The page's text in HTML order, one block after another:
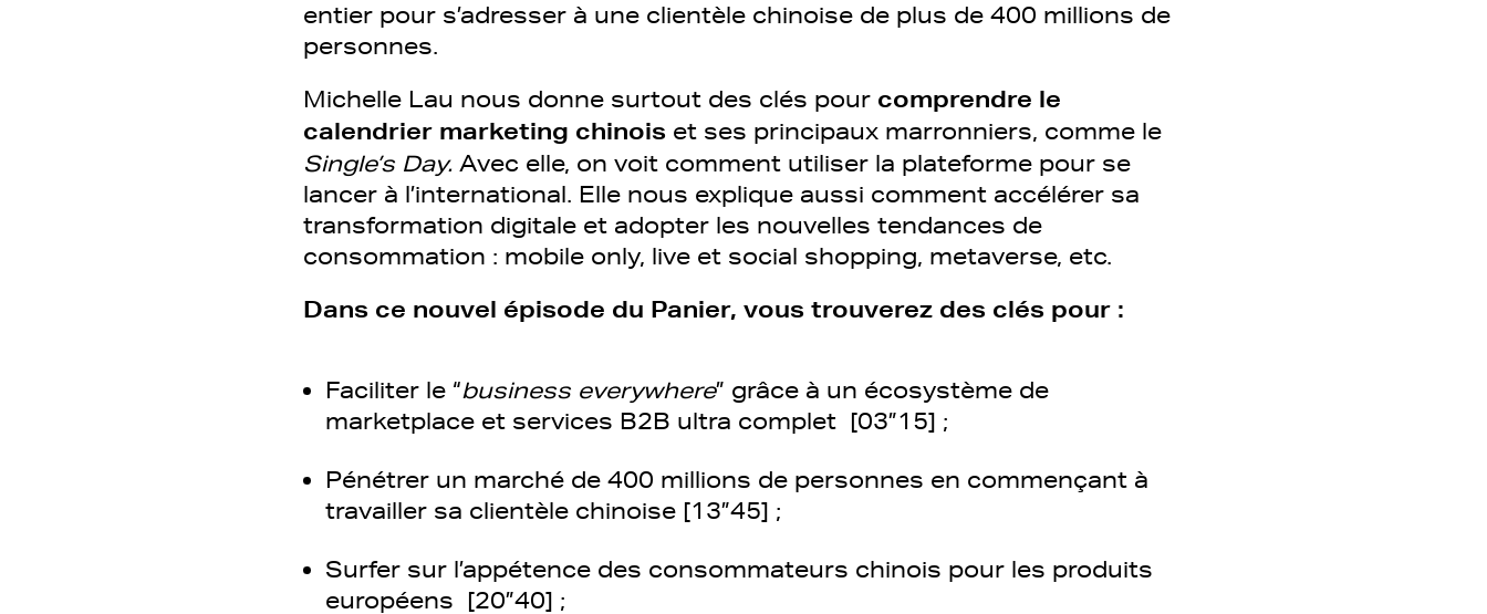
entier pour s’adresser à une clientèle chinoise de plus de 400 millions de
personnes.
Michelle Lau nous donne surtout des clés pour comprendre le
calendrier marketing chinois et ses principaux marronniers, comme le
Single’s Day. Avec elle, on voit comment utiliser la plateforme pour se
lancer à l’international. Elle nous explique aussi comment accélérer sa
transformation digitale et adopter les nouvelles tendances de
consommation : mobile only, live et social shopping, metaverse, etc.
Dans ce nouvel épisode du Panier, vous trouverez des clés pour :
Faciliter le “business everywhere” grâce à un écosystème de
marketplace et services B2B ultra complet [03”15] ;
Pénétrer un marché de 400 millions de personnes en commençant à
travailler sa clientèle chinoise [13”45] ;
Surfer sur l’appétence des consommateurs chinois pour les produits
européens [20”40] ;